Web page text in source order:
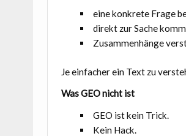
eine konkrete Frage
direkt zur Sache
Zusammenhänge
Je einfacher ein Text zu
Was GEO nicht ist
GEO ist kein Trick.
Kein Hack.